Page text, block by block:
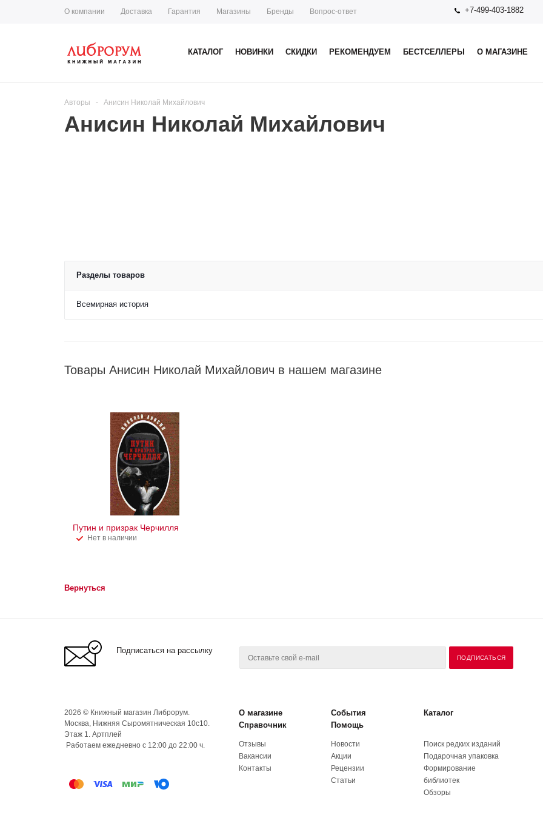
О компании Доставка Гарантия Магазины Бренды Вопрос-ответ +7-499-403-1882
КАТАЛОГ НОВИНКИ СКИДКИ РЕКОМЕНДУЕМ БЕСТСЕЛЛЕРЫ О МАГАЗИНЕ
Авторы - Анисин Николай Михайлович
Анисин Николай Михайлович
Разделы товаров
Всемирная история
Товары Анисин Николай Михайлович в нашем магазине
Путин и призрак Черчилля
Нет в наличии
Вернуться
Подписаться на рассылку
2026 © Книжный магазин Либрорум.
Москва, Нижняя Сыромятническая 10с10.
Этаж 1. Артплей
Работаем ежедневно с 12:00 до 22:00 ч.
О магазине События
Каталог
Справочник
Помощь
Отзывы
Вакансии
Контакты
Новости
Акции
Рецензии
Статьи
Поиск редких изданий
Подарочная упаковка
Формирование
библиотек
Обзоры